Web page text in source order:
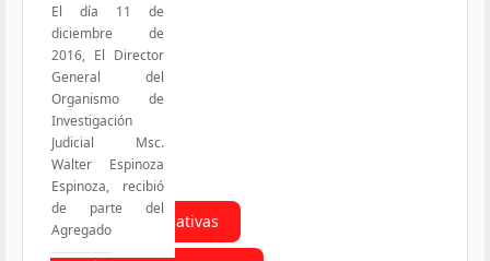
Todas las Iniciativas
El día 11 de
diciembre de
2016, El Director
General del
Organismo de
Investigación
Judicial Msc.
Walter Espinoza
Espinoza, recibió
de parte del
Agregado